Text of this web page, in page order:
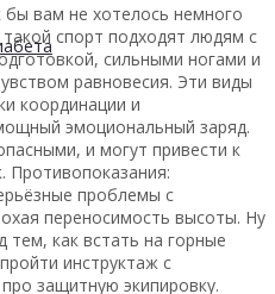
бы вам не хотелось немного
спорт подходят людям с
сильными ногами и
равновесия. Эти виды
координации и
эмоциональный заряд.
и могут привести к
Противопоказания:
проблемы с
переносимость высоты. Ну
тем, как встать на горные
инструктаж с
защитную экипировку.